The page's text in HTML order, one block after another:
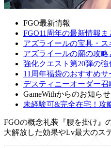
FGO最新情報
FGO11周年の最新情報ま
アズライールの宝具・ス
アズライールの廟の攻略
強化クエスト第20弾の強
11周年福袋のおすすめサ
デスティニーオーダー
GameWithからのお知らせ
未経験可&完全在宅！攻
FGOの概念礼装『腰を掛け』
大解放した効果やLv最大のス